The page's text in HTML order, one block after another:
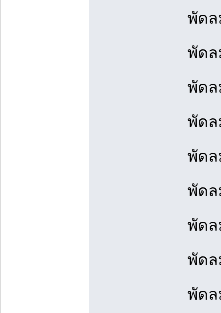
พัดล
พัดล
พัดล
พัดล
พัดล
พัดล
พัดล
พัดล
พัดล